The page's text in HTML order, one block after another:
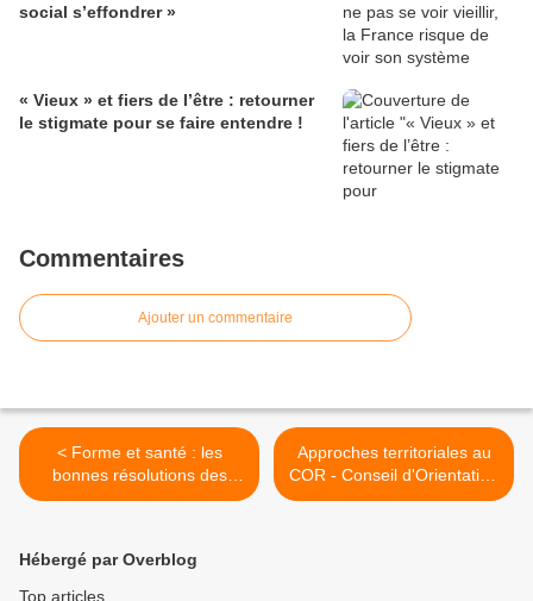
social s’effondrer »
« Vieux » et fiers de l’être : retourner
le stigmate pour se faire entendre !
Commentaires
Ajouter un commentaire
< Forme et santé : les
bonnes résolutions des
Français
Approches territoriales au
COR - Conseil d'Orientation
des Retraites - >
Hébergé par Overblog
Top articles